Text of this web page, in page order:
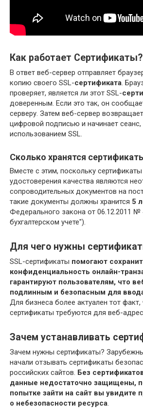
Как работает Сертификаты?
В ответ веб-сервер отправляет
копию своего SSL-сертификата.
проверяет, является ли этот SSL-
доверенным. Если это так, он
серверу. Затем веб-сервер
цифровой подписью и начинает
использованием SSL.
Сколько хранятся
Вместе с этим, поскольку
удостоверения качества являются
сопроводительных документов на
такие документы должны хранится 5
Федерального закона от 06.12.2011
бухгалтерском учете").
Для чего нужны
SSL-сертификаты помогают
конфиденциальность онлайн-
гарантируют пользователям, что
подлинным и безопасным для
Для бизнеса более актуален тот факт,
сертификаты требуются для веб-
Зачем устанавливать
Зачем нужны сертификаты?
начали отзывать сертификаты
российских сайтов. Без
данные недостаточно защищены,
попытке зайти на сайт вы увидите
о небезопасности ресурса.